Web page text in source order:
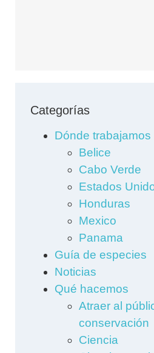
Categorías
Dónde trabajamos
Belice
Cabo Verde
Estados
Honduras
Mexico
Panama
Guía de especies
Noticias
Qué hacemos
Atraer al
conservación
Ciencia